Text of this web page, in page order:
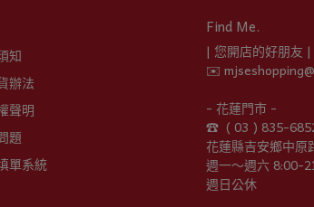
知
辦法
聲明
題
單系統
Find Me.
| 您開店的好朋友 |
✉️
- 花蓮門市 -
☎︎  ( 03 ) 835-
花蓮縣吉安鄉中原
週一～週六 8:00-
週日公休